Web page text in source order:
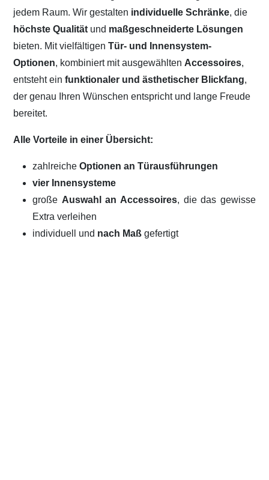
jedem Raum. Wir gestalten individuelle Schränke, die
höchste Qualität und maßgeschneiderte Lösungen
bieten. Mit vielfältigenTür- und Innensystem-
Optionen, kombiniert mit ausgewählten Accessoires,
entsteht einfunktionaler und ästhetischer Blickfang,
der genau Ihren Wünschen entspricht und lange Freude
bereitet.
Alle Vorteile in einer Übersicht:
zahlreicheOptionen an Türausführungen
vier Innensysteme
große Auswahl an Accessoires, die das gewisse
Extra verleihen
individuell und nach Maßgefertigt